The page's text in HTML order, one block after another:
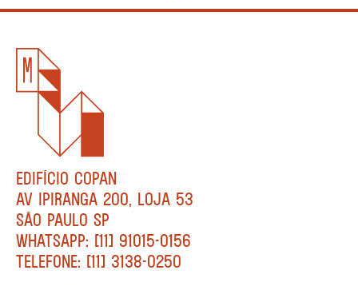
EDIFÍCIO COPAN
AV IPIRANGA 200, LOJA 53
SÃO PAULO SP
WHATSAPP: [11] 91015-0156
TELEFONE: [11] 3138-0250